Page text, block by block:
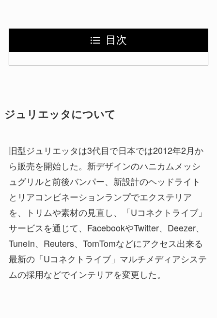
目次
ジュリエッタについて
旧型ジュリエッタは3代目で日本では2012年2月か
ら販売を開始した。新デザインのハニカムメッシ
ュグリルと前後バンパー、新設計のヘッドライト
とリアコンビネーションランプでエクステリア
を、トリムや素材の見直し、「Uコネクトライブ」
サービスを通じて、FacebookやTwitter、Deezer、
TuneIn、Reuters、TomTomなどにアクセス出来る
最新の「Uコネクトライブ」マルチメディアシステ
ムの採用などでインテリアを変更した。